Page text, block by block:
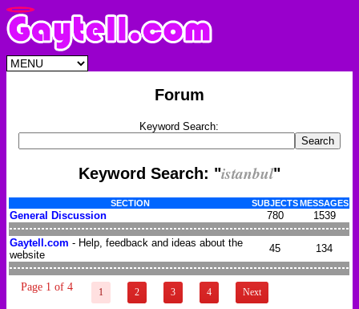
Forum
Keyword Search:
Keyword Search: "istanbul"
SECTION SUBJECTSMESSAGES
General Discussion 780 1539
Gaytell.com - Help, feedback and ideas about the
website
45 134
Page 1 of 4 1 2 3 4 Next